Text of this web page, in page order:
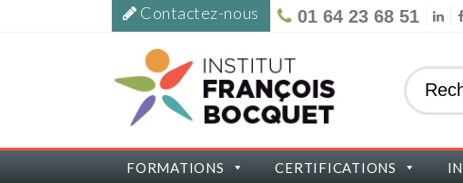
Contactez-nous 01 64 23 68 51
FORMATIONS CERTIFICATIONS